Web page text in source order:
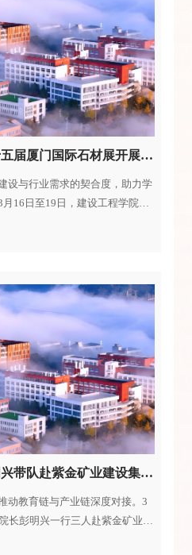
建设工程学院赴第二十五届厦门国际石材展开展访企拓岗并创建产教融合实践基地
设与行业需求的契合度，助力学
16日至19日，建设工程学院院
专业学生在现代学徒制、岗位实
方一致认为，随着石材行业向绿
展，对“懂石材、会...
建设工程学院院长彭明兴带队赴紫金矿业建设集团有限公司开展访企拓岗行动
动教育链与产业链深度对接。3
长彭明兴一行三人赴紫金矿业建